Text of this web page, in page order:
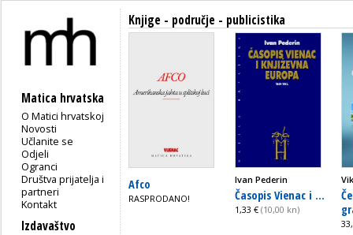
Matica hrvatska
O Matici hrvatskoj
Novosti
Učlanite se
Odjeli
Ogranci
Društva prijatelja i
partneri
Kontakt
Izdavaštvo
Knjige - područje - publicistika
Afco
RASPRODANO!
Ivan Pederin
Časopis Vienac i ...
1,33 € (10,00 kn)